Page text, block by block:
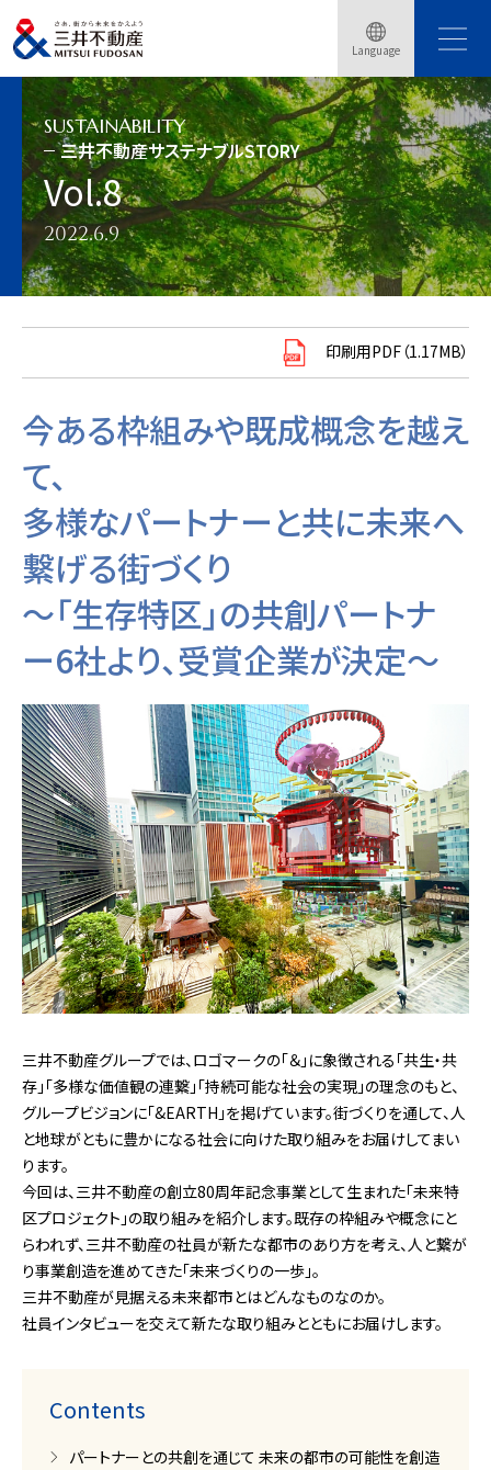
Language
トップページ サステナビリティ
三井不動産サステナブルSTORY
三井不動産サステナブルSTORY Vol.8
SUSTAINABILITY
三井不動産サステナブルSTORY
Vol.8
2022.6.9
印刷用PDF（1.17MB）
今ある枠組みや既成概念を越え
て、
多様なパートナーと共に未来へ
繋げる街づくり
～「生存特区」の共創パートナ
ー6社より、受賞企業が決定～
三井不動産グループでは、ロゴマークの「＆」に象徴される「共生・共
存」「多様な価値観の連繋」「持続可能な社会の実現」の理念のもと、
グループビジョンに「&EARTH」を掲げています。街づくりを通して、人
と地球がともに豊かになる社会に向けた取り組みをお届けしてまい
ります。
今回は、三井不動産の創立80周年記念事業として生まれた「未来特
区プロジェクト」の取り組みを紹介します。既存の枠組みや概念にと
らわれず、三井不動産の社員が新たな都市のあり方を考え、人と繋が
り事業創造を進めてきた「未来づくりの一歩」。
三井不動産が見据える未来都市とはどんなものなのか。
社員インタビューを交えて新たな取り組みとともにお届けします。
Contents
パートナーとの共創を通じて 未来の都市の可能性を創造